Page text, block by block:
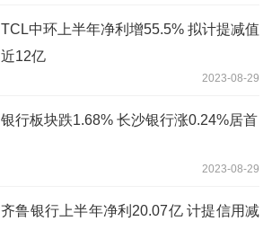
TCL中环上半年净利增55.5% 拟计提减值
近12亿
2023-08-29
银行板块跌1.68% 长沙银行涨0.24%居首
2023-08-29
齐鲁银行上半年净利20.07亿 计提信用减